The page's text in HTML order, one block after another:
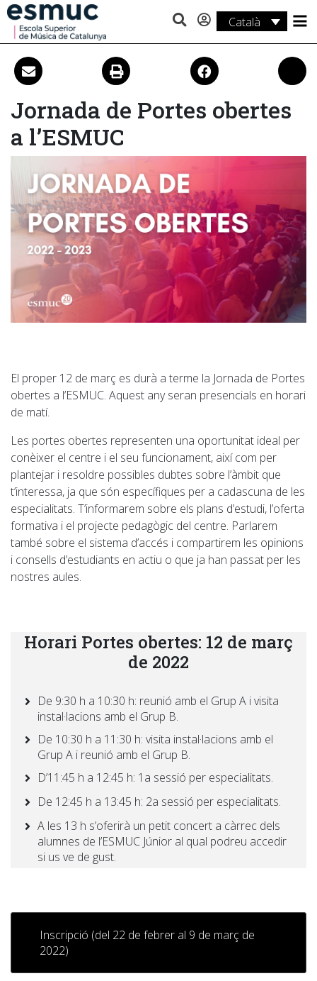
Català
Estudis
Recerca
Serveis
Activitats
Jornada de Portes obertes
a l’ESMUC
El proper 12 de març es durà a terme la Jornada de Portes
obertes a l’ESMUC. Aquest any seran presencials en horari
de matí.
Les portes obertes representen una oportunitat ideal per
conèixer el centre i el seu funcionament, així com per
plantejar i resoldre possibles dubtes sobre l’àmbit que
t’interessa, ja que són específiques per a cadascuna de les
especialitats. T’informarem sobre els plans d’estudi, l’oferta
formativa i el projecte pedagògic del centre. Parlarem
també sobre el sistema d’accés i compartirem les opinions
i consells d’estudiants en actiu o que ja han passat per les
nostres aules.
Horari Portes obertes: 12 de març
de 2022
De 9:30 h a 10:30 h: reunió amb el Grup A i visita
instal·lacions amb el Grup B.
De 10:30 h a 11:30 h: visita instal·lacions amb el
Grup A i reunió amb el Grup B.
D’11:45 h a 12:45 h: 1a sessió per especialitats.
De 12:45 h a 13:45 h: 2a sessió per especialitats.
A les 13 h s’oferirà un petit concert a càrrec dels
alumnes de l’ESMUC Júnior al qual podreu accedir
si us ve de gust.
Inscripció (del 22 de febrer al 9 de març de
2022)